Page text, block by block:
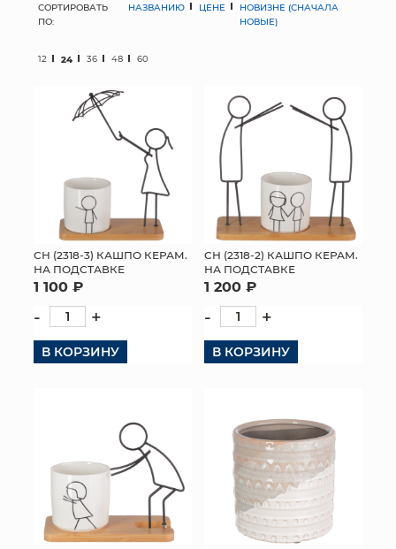
МЯГКИЕ ИГРУШКИ
СУНДУКИ
ИСКУССТВЕННЫЕ ЦВЕТЫ
ПАКЕТЫ И СУМКИ
ТОРГОВЫЙ ЦЕНТР
ОПТОВЫМ КЛИЕНТАМ
ДОСТАВКА И ОПЛАТА
СОРТИРОВАТЬ
ПО:
НАЗВАНИЮ ЦЕНЕ
НОВИЗНЕ (СНАЧАЛА
НОВЫЕ)
12 24 36 48 60
СН (2318-3) КАШПО КЕРАМ.
НА ПОДСТАВКЕ
1 100 ₽
- +
В КОРЗИНУ
СН (2318-2) КАШПО КЕРАМ.
НА ПОДСТАВКЕ
1 200 ₽
- +
В КОРЗИНУ